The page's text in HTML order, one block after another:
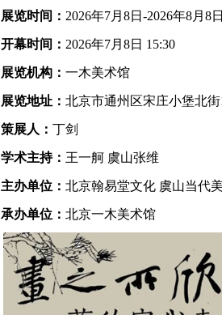
展览时间： 2026年7月8日-2026年8月8日
开幕时间： 2026年7月8日 15:30
展览机构： 一木美术馆
展览地址： 北京市通州区宋庄小堡北
策展人： 丁剑
学术主持： 王一舸 虞山张维
主办单位： 北京翰易堂文化 虞山当代
承办单位： 北京一木美术馆